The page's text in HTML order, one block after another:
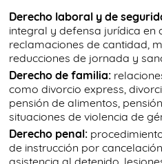
Derecho laboral y de
integral y defensa jurídica en
reclamaciones de cantidad,
reducciones de jornada y
Derecho de familia:
como divorcio express,
pensión de alimentos,
situaciones de violencia de
Derecho penal:
de instrucción por